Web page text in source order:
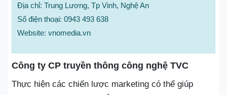
Địa chỉ: Trung Lương, Tp Vinh, Nghệ An
Số điện thoại: 0943 493 638
Website: vnomedia.vn
Công ty CP truyền thông công nghệ TVC
Thực hiện các chiến lược marketing có thể giúp